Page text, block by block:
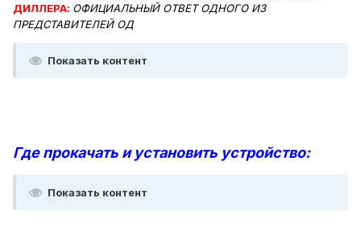
ДИЛЛЕРА: ОФИЦИАЛЬНЫЙ ОТВЕТ ОДНОГО ИЗ
ПРЕДСТАВИТЕЛЕЙ ОД
Показать контент
Где прокачать и установить устройство:
Показать контент